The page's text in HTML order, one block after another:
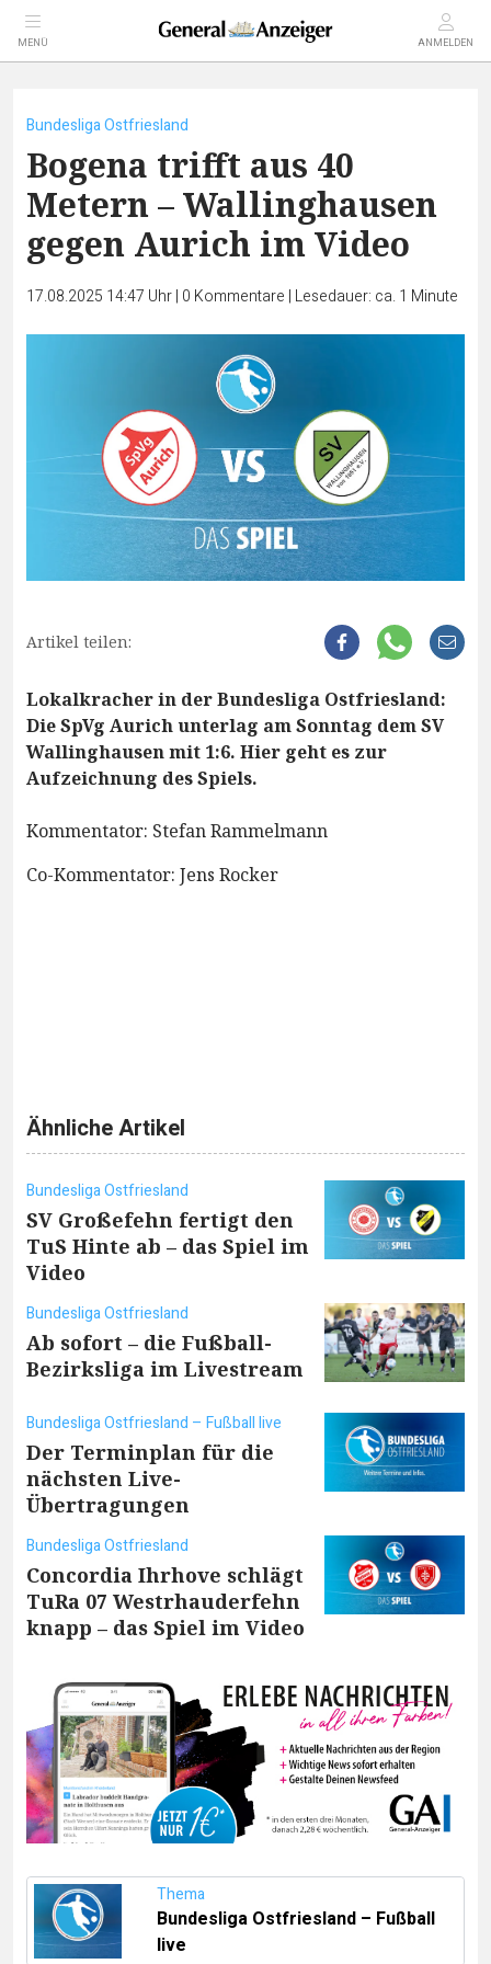
MENÜ ANMELDEN
Bundesliga Ostfriesland
Bogena trifft aus 40
Metern – Wallinghausen
gegen Aurich im Video
17.08.2025 14:47 Uhr| 0 Kommentare | Lesedauer: ca. 1 Minute
Artikel teilen:
Lokalkracher in der Bundesliga Ostfriesland:
Die SpVg Aurich unterlag am Sonntag dem SV
Wallinghausen mit 1:6. Hier geht es zur
Aufzeichnung des Spiels.
Kommentator: Stefan Rammelmann
Co-Kommentator: Jens Rocker
Ähnliche Artikel
Bundesliga Ostfriesland
SV Großefehn fertigt den
TuS Hinte ab – das Spiel im
Video
Bundesliga Ostfriesland
Ab sofort – die Fußball-
Bezirksliga im Livestream
Bundesliga Ostfriesland – Fußball live
Der Terminplan für die
nächsten Live-
Übertragungen
Bundesliga Ostfriesland
Concordia Ihrhove schlägt
TuRa 07 Westrhauderfehn
knapp – das Spiel im Video
Thema
Bundesliga Ostfriesland – Fußball
live